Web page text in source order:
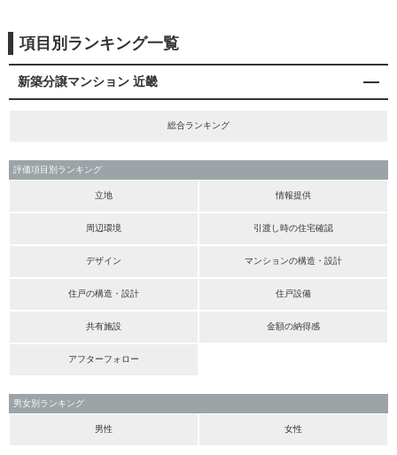
項目別ランキング一覧
新築分譲マンション 近畿
総合ランキング
評価項目別ランキング
立地 情報提供
周辺環境 引渡し時の住宅確認
デザイン マンションの構造・設計
住戸の構造・設計 住戸設備
共有施設 金額の納得感
アフターフォロー
男女別ランキング
男性 女性